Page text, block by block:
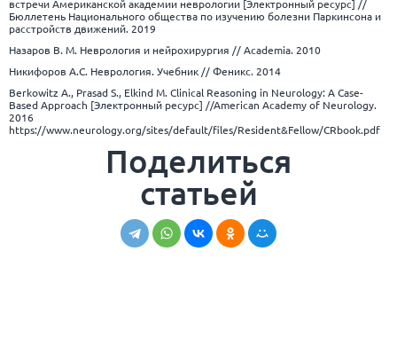
встречи Американской академии неврологии [Электронный ресурс] //
Бюллетень Национального общества по изучению болезни Паркинсона и
расстройств движений. 2019
Назаров В. М. Неврология и нейрохирургия // Academia. 2010
Никифоров А.С. Неврология. Учебник // Феникс. 2014
Berkowitz A., Prasad S., Elkind M. Clinical Reasoning in Neurology: A Case-
Based Approach [Электронный ресурс] //American Academy of Neurology.
2016
https://www.neurology.org/sites/default/files/Resident&Fellow/CRbook.pdf
Поделиться
статьей